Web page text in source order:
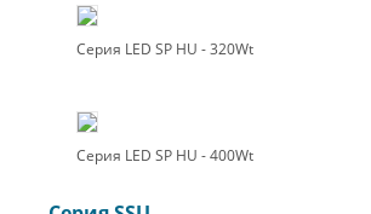
Серия LED SP HU - 320Wt
Серия LED SP HU - 400Wt